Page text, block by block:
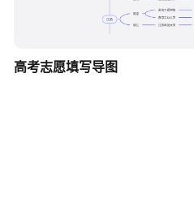
高考志愿填写导图